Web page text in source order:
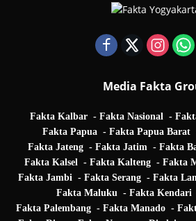
Media Fakta
Fakta Kalbar Fakta Nasional
Fakta Papua
Fakta Papua Barat
Fakta Jateng
Fakta Jatim Fakta
Fakta Kalsel
Fakta Kalteng Fakta
Fakta Jambi
Fakta Serang Fakta
Fakta Maluku
Fakta Kendari
Fakta Palembang
Fakta Manado